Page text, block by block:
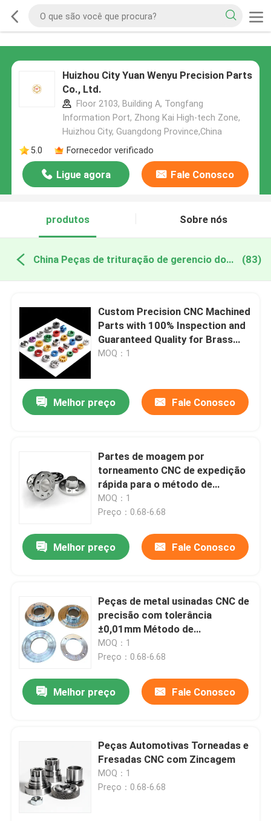
Huizhou City Yuan Wenyu Precision Parts
Co., Ltd.
Floor 2103, Building A, Tongfang
Information Port, Zhong Kai High-tech Zone,
Huizhou City, Guangdong Province,China
5.0
Fornecedor verificado
Ligue agora Fale Conosco
produtos Sobre nós
China Peças de trituração de gerencio do CNC (83)
Custom Precision CNC Machined
Parts with 100% Inspection and
Guaranteed Quality for Brass
Aluminum Steel Components
MOQ：1
Melhor preço Fale Conosco
Partes de moagem por
torneamento CNC de expedição
rápida para o método de
processamento automotivo
MOQ：1
Preço：0.68-6.68
Melhor preço Fale Conosco
Peças de metal usinadas CNC de
precisão com tolerância
±0,01mm Método de
processamento de torneamento
e fresagem CNC
MOQ：1
Preço：0.68-6.68
Melhor preço Fale Conosco
Peças Automotivas Torneadas e
Fresadas CNC com Zincagem
MOQ：1
Preço：0.68-6.68